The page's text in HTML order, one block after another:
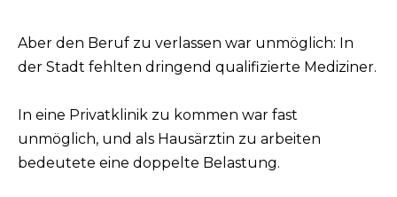
Aber den Beruf zu verlassen war unmöglich: In
der Stadt fehlten dringend qualifizierte Mediziner.
In eine Privatklinik zu kommen war fast
unmöglich, und als Hausärztin zu arbeiten
bedeutete eine doppelte Belastung.